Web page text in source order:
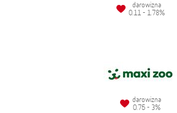
darowizna
0.11 - 1.78%
darowizna
0.75 - 3%